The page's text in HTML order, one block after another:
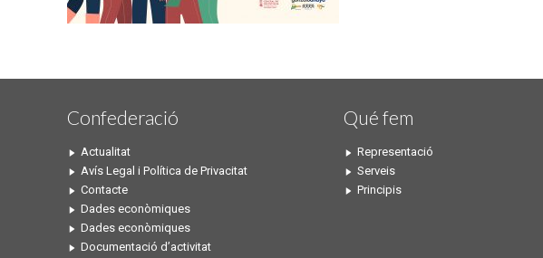
Confederació
Actualitat
Avís Legal i Política de Privacitat
Contacte
Dades econòmiques
Dades econòmiques
Documentació d’activitat
Qué fem
Representació
Serveis
Principis